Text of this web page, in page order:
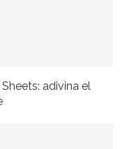
adivina el